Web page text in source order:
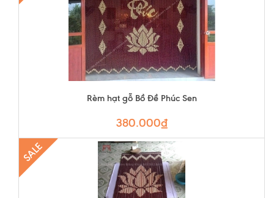
Rèm hạt gỗ Bồ Đề Phúc Sen
380.000₫
SALE